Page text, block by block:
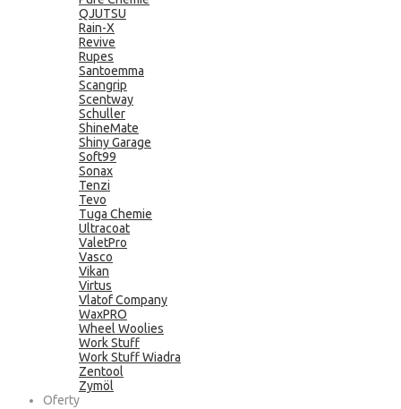
QJUTSU
Rain-X
Revive
Rupes
Santoemma
Scangrip
Scentway
Schuller
ShineMate
Shiny Garage
Soft99
Sonax
Tenzi
Tevo
Tuga Chemie
Ultracoat
ValetPro
Vasco
Vikan
Virtus
Vlatof Company
WaxPRO
Wheel Woolies
Work Stuff
Work Stuff Wiadra
Zentool
Zymöl
Oferty